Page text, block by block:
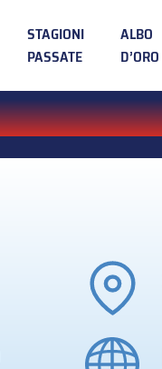
STAGIONI
PASSATE
ALBO
D’ORO